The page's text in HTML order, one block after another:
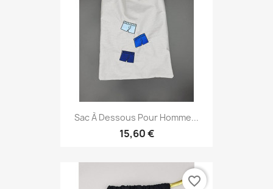
Sac À Dessous Pour Homme...
15,60 €
favorite_border